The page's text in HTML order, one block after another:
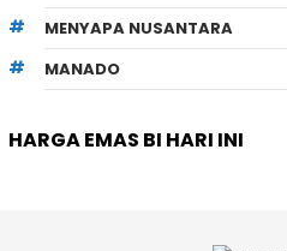
MENYAPA NUSANTARA
MANADO
HARGA EMAS BI HARI INI